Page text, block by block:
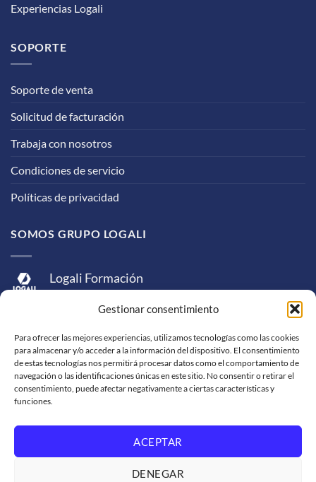
Gestionar consentimiento
Para ofrecer las mejores experiencias, utilizamos tecnologías como las cookies
para almacenar y/o acceder a la información del dispositivo. El consentimiento
de estas tecnologías nos permitirá procesar datos como el comportamiento de
navegación o las identificaciones únicas en este sitio. No consentir o retirar el
consentimiento, puede afectar negativamente a ciertas características y
funciones.
ACEPTAR
DENEGAR
Experiencias Logali
SOPORTE
Soporte de venta
Solicitud de facturación
Trabaja con nosotros
Condiciones de servicio
Políticas de privacidad
SOMOS GRUPO LOGALI
Logali Formación
Logali Consultoría
Logali Ingeniería
Express
Skrill
Western